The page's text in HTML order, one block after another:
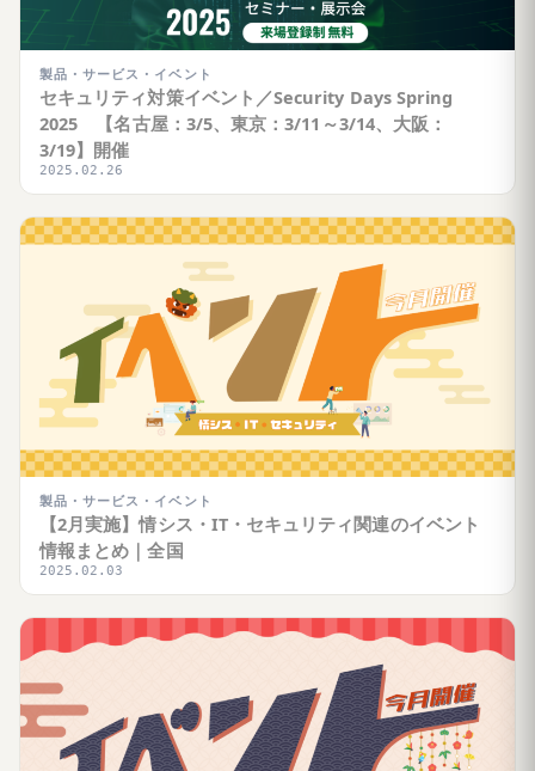
製品・サービス・イベント
セキュリティ対策イベント／Security Days Spring
2025 【名古屋：3/5、東京：3/11～3/14、大阪：
3/19】開催
2025.02.26
製品・サービス・イベント
【2月実施】情シス・IT・セキュリティ関連のイベント
情報まとめ｜全国
2025.02.03